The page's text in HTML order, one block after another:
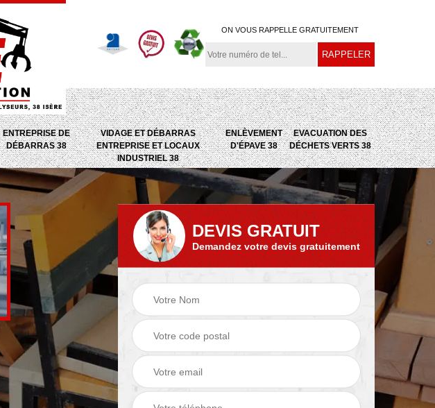
ON VOUS RAPPELLE GRATUITEMENT
ENTREPRISE DE
DÉBARRAS 38
VIDAGE ET DÉBARRAS
ENTREPRISE ET LOCAUX
INDUSTRIEL 38
ENLÈVEMENT
D'ÉPAVE 38
EVACUATION DES
DÉCHETS VERTS 38
Entreprise de
débarras 38
Epaviste 38
Evacuation des
déchets verts 38
DEVIS GRATUIT
Demandez votre devis gratuitement